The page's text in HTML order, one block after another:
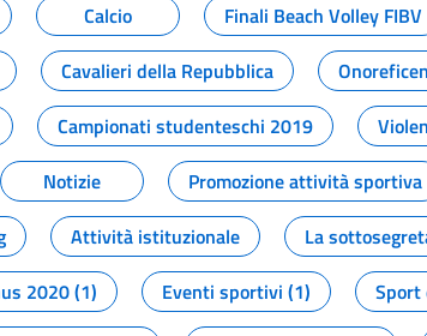
Calcio Finali Beach Volley FIBV
Cavalieri della Repubblica
Campionati studenteschi 2019
Notizie Promozione attività sportiva
Attività istituzionale La
2020 (1) Eventi sportivi (1)
Sport